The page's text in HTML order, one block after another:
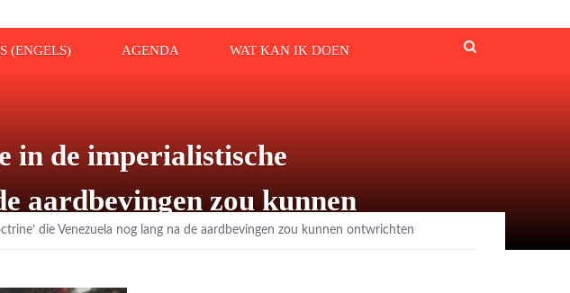
(ENGELS) AGENDA WAT KAN IK DOEN
in de imperialistische
aardbevingen zou kunnen
die Venezuela nog lang na de aardbevingen zou kunnen ontwrichten